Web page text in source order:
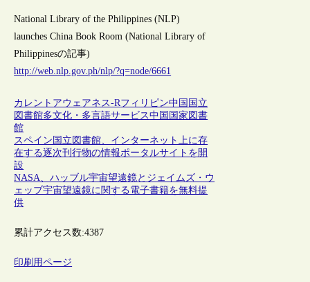
National Library of the Philippines (NLP)
launches China Book Room (National Library of
Philippinesの記事)
http://web.nlp.gov.ph/nlp/?q=node/6661
カレントアウェアネス-Rフィリピン中国 国立
図書館多文化・多言語サービス中国国家図書
館
スペイン国立図書館、インターネット上に存
在する逐次刊行物の情報ポータルサイトを開
設
NASA、ハッブル宇宙望遠鏡とジェイムズ・ウ
ェッブ宇宙望遠鏡に関する電子書籍を無料提
供
累計アクセス数:4387
印刷用ページ